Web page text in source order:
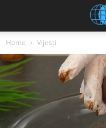
Home Vijesti